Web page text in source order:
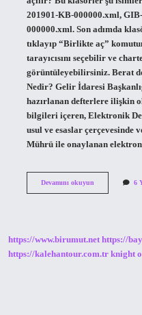
201901-KB-000000.xml,
000000.xml. Son adımda
tıklayıp “Birlikte aç”
tarayıcısını seçebilir ve
görüntüleyebilirsiniz. Berat
Nedir? Gelir İdaresi
hazırlanan defterlere ilişkin
bilgileri içeren, Elektronik
usul ve esaslar çerçevesinde
Mührü ile onaylanan
Devamını okuyunBerat
6
https://www.birumut.net https://
https://kalehantour.com.tr knight